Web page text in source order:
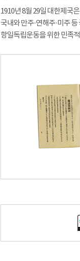
1910년 8월 29일 대한제국
국내와 만주·연해주·미주
항일독립운동을 위한 민족